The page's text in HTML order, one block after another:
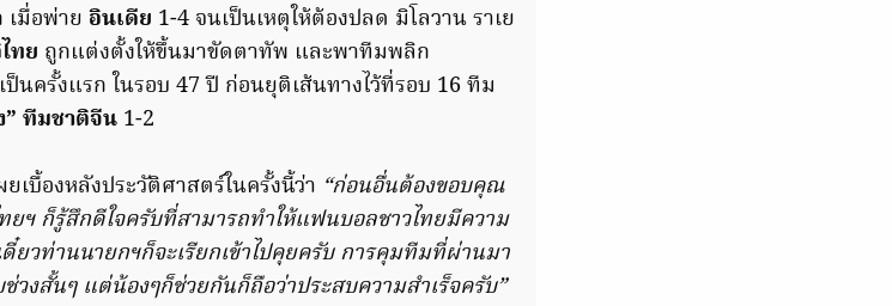
เมื่อพ่าย อินเดีย 1-4 จนเป็นเหตุให้ต้องปลด มิโลวาน ราเย
ทย ถูกแต่งตั้งให้ขึ้นมาขัดตาทัพ และพาทีมพลิก
นครั้งแรก ในรอบ 47 ปี ก่อนยุติเส้นทางไว้ที่รอบ 16 ทีม
ทีมชาติจีน 1-2
เบื้องหลังประวัติศาสตร์ในครั้งนี้ว่า “ก่อนอื่นต้องขอบคุณ
ยฯ ก็รู้สึกดีใจครับที่สามารถทำให้แฟนบอลชาวไทยมีความ
ยวท่านนายกฯก็จะเรียกเข้าไปคุยครับ การคุมทีมที่ผ่านมา
งสั้นๆ แต่น้องๆก็ช่วยกันก็ถือว่าประสบความสำเร็จครับ”